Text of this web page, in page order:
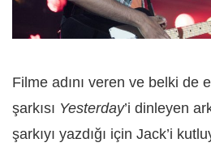
Filme adını veren ve belki de
şarkısı Yesterday’i dinleyen
şarkıyı yazdığı için Jack’i